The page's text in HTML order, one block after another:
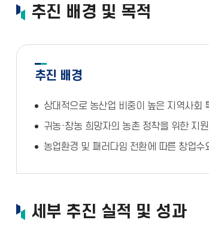
추진 배경 및 목적
추진 배경
상대적으로 농산업 비중이 높은 지역사회
귀농·창농 희망자의 농촌 정착을 위한 지원
농업환경 및 패러다임 전환에 따른 창업수
세부 추진 실적 및 성과